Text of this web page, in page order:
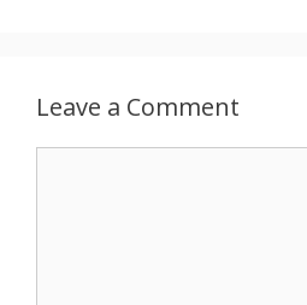
Leave a Comment